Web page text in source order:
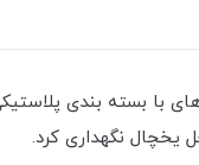
با بسته بندی
یخچال نگهداری کرد.